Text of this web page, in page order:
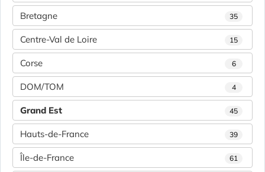
Bretagne 35
Centre-Val de Loire 15
Corse 6
DOM/TOM 4
Grand Est 45
Hauts-de-France 39
Île-de-France 61